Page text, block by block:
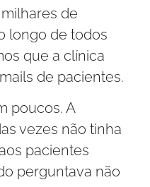
de
longo de todos
que a clínica
de pacientes.
poucos. A
vezes não tinha
pacientes
perguntava não